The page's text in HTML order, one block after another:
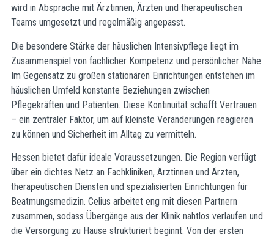
wird in Absprache mit Ärztinnen, Ärzten und therapeutischen
Teams umgesetzt und regelmäßig angepasst.
Die besondere Stärke der häuslichen Intensivpflege liegt im
Zusammenspiel von fachlicher Kompetenz und persönlicher Nähe.
Im Gegensatz zu großen stationären Einrichtungen entstehen im
häuslichen Umfeld konstante Beziehungen zwischen
Pflegekräften und Patienten. Diese Kontinuität schafft Vertrauen
– ein zentraler Faktor, um auf kleinste Veränderungen reagieren
zu können und Sicherheit im Alltag zu vermitteln.
Hessen bietet dafür ideale Voraussetzungen. Die Region verfügt
über ein dichtes Netz an Fachkliniken, Ärztinnen und Ärzten,
therapeutischen Diensten und spezialisierten Einrichtungen für
Beatmungsmedizin. Celius arbeitet eng mit diesen Partnern
zusammen, sodass Übergänge aus der Klinik nahtlos verlaufen und
die Versorgung zu Hause strukturiert beginnt. Von der ersten